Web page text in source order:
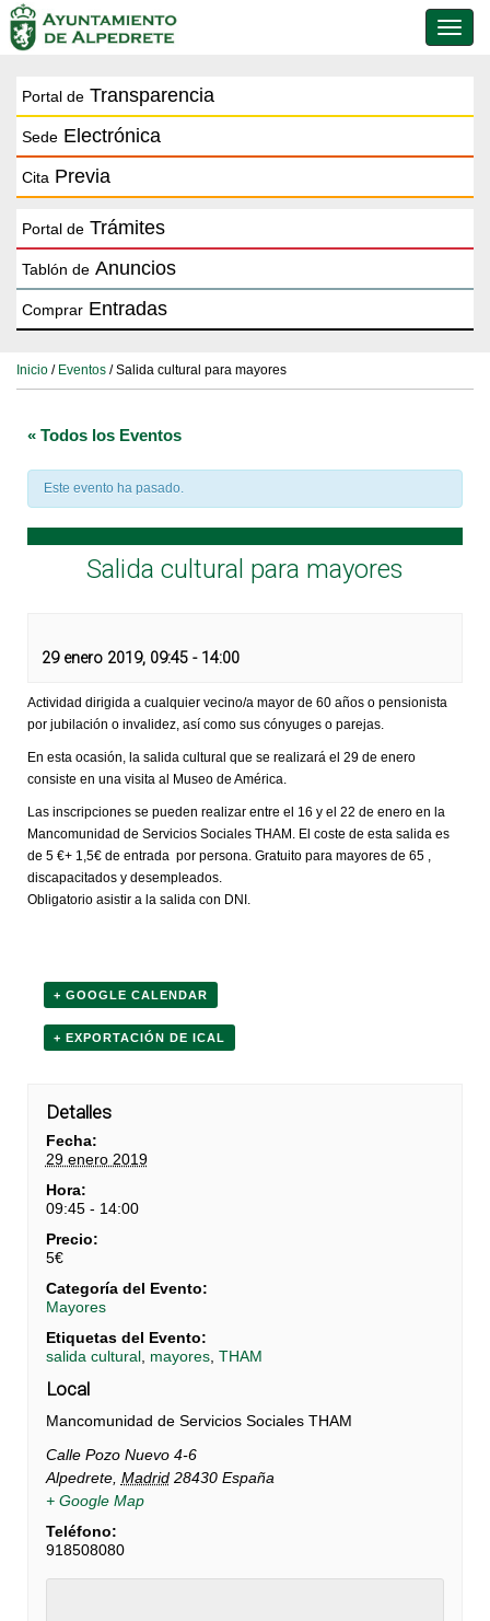
de
Portal de Transparencia
Sede Electrónica
Cita Previa
Portal de Trámites
Tablón de Anuncios
Comprar Entradas
Inicio / Eventos / Salida cultural para mayores
« Todos los Eventos
Este evento ha pasado.
Salida cultural para mayores
29 enero 2019, 09:45 - 14:00
Actividad dirigida a cualquier vecino/a mayor de 60 años o pensionista
por jubilación o invalidez, así como sus cónyuges o parejas.
En esta ocasión, la salida cultural que se realizará el 29 de enero
consiste en una visita al Museo de América.
Las inscripciones se pueden realizar entre el 16 y el 22 de enero en la
Mancomunidad de Servicios Sociales THAM. El coste de esta salida es
de 5 €+ 1,5€ de entrada por persona. Gratuito para mayores de 65 ,
discapacitados y desempleados.
Obligatorio asistir a la salida con DNI.
+ GOOGLE CALENDAR
+ EXPORTACIÓN DE ICAL
Detalles
Fecha:
29 enero 2019
Hora:
09:45 - 14:00
Precio:
5€
Categoría del Evento:
Mayores
Etiquetas del Evento:
salida cultural, mayores, THAM
Local
Mancomunidad de Servicios Sociales THAM
Calle Pozo Nuevo 4-6
Alpedrete, Madrid 28430 España
+ Google Map
Teléfono:
918508080